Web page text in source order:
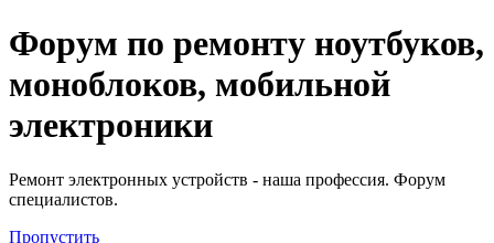
Регистрация
Форум по ремонту ноутбуков,
моноблоков, мобильной
электроники
Ремонт электронных устройств - наша профессия. Форум
специалистов.
Пропустить